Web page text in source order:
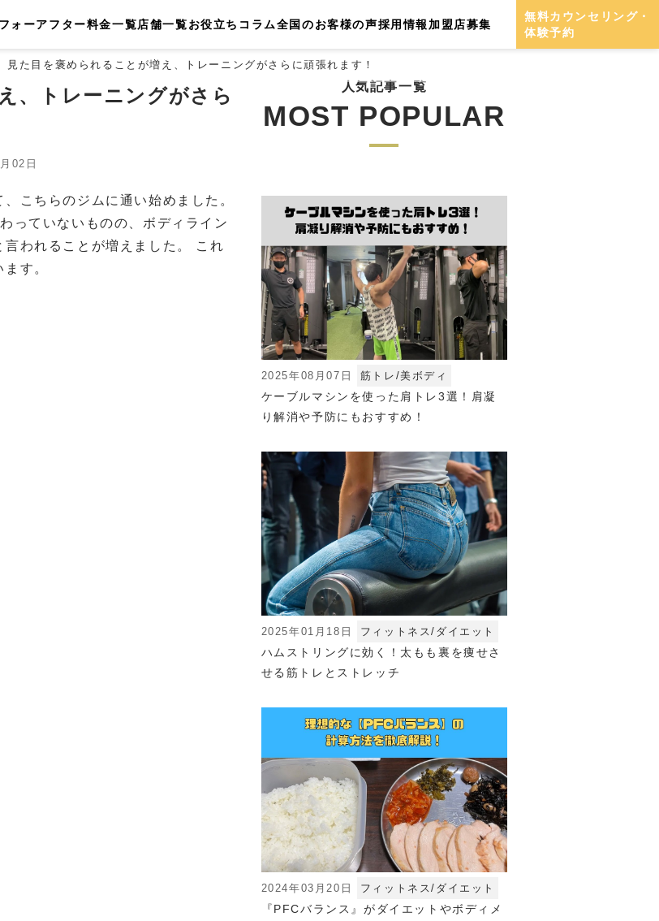
ォーアフター料金一覧店舗一覧お役立ちコラム全国のお客様の声採用情報 加盟店募集
無料カウンセリング・
体験予約
見た目を褒められることが増え、トレーニングがさらに頑張れます！
、トレーニングがさら
02日
こちらのジムに通い始めました。
っていないものの、ボディライン
われることが増えました。 これ
す。
人気記事一覧
MOST POPULAR
2025年08月07日 筋トレ/美ボディ
ケーブルマシンを使った肩トレ3選！肩凝
り解消や予防にもおすすめ！
2025年01月18日 フィットネス/ダイエット
ハムストリングに効く！太もも裏を痩せさ
せる筋トレとストレッチ
2024年03月20日 フィットネス/ダイエット
『PFCバランス』がダイエットやボディメ